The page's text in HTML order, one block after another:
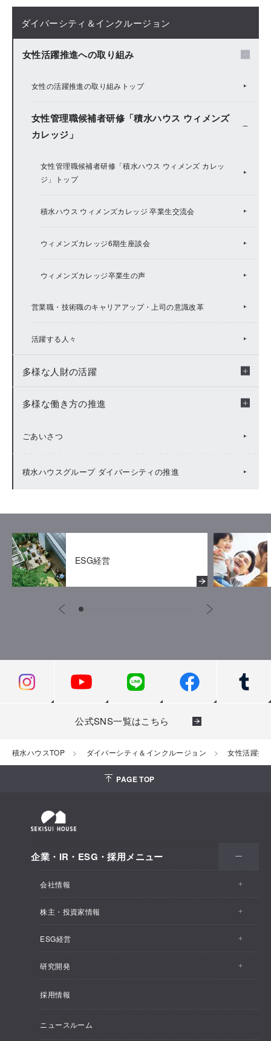
ダイバーシティ＆インクルージョン
女性活躍推進への取り組み
女性の活躍推進の取り組みトップ
女性管理職候補者研修「積水ハウス ウィメンズ
カレッジ」
女性管理職候補者研修「積水ハウス ウィメンズ カレッ
ジ」トップ
積水ハウス ウィメンズカレッジ 卒業生交流会
ウィメンズカレッジ6期生座談会
ウィメンズカレッジ卒業生の声
営業職・技術職のキャリアアップ・上司の意識改革
活躍する人々
多様な人財の活躍
多様な人財の活躍トップ
【活躍する人々】障がい者活躍事例、キャリアアップ・チ
国際事業本部（アメリカ、オーストラリア）
【具体的な取り組み】誰もが能力を発揮できる職場
2022年のダイバーシティ交流会
2021年のダイバーシティ交流会
【具体的な取り組み】企業と個人が社会を変える、LGBTQ
多様な働き方の推進
多様な働き方の推進トップ
男性の育児休業取得を、よりよい社会づくりの
男性の育児休業取得を、よりよい社会づくりのきっかけ
男性育休白書2025発表会
【活躍する人々】家族との協力体制の活躍事例
制度の運用例
従業員の幸せ度調査
IT活用による住宅営業の変化
ごあいさつ
積水ハウスグループ ダイバーシティの推進
ESG経営
公式SNS一覧はこちら
積水ハウスTOP ダイバーシティ＆インクルージョン 女性活躍推
PAGE TOP
企業・IR・ESG・採用メニュー
会社情報
会社情報トップ
事業概要
企業理念
株主・投資家情報
株主・投資家情報トップ
IRトピックス
経営計画
M.D.C. Holdings, Incの買収について
ESG経営
ESG経営トップ
CEOメッセージ
ESG経営の方針・体制
研究開発
しあわせ住まい研究所
総合住宅研究所
採用情報
ニュースルーム